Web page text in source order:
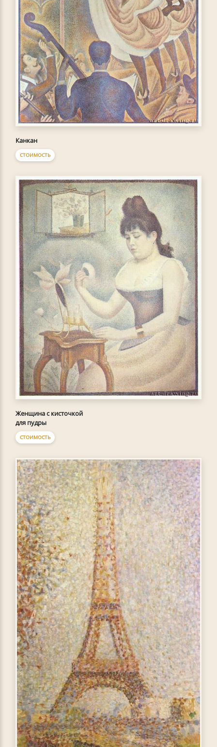
Канкан
СТОИМОСТЬ
Женщина с кисточкой
для пудры
СТОИМОСТЬ